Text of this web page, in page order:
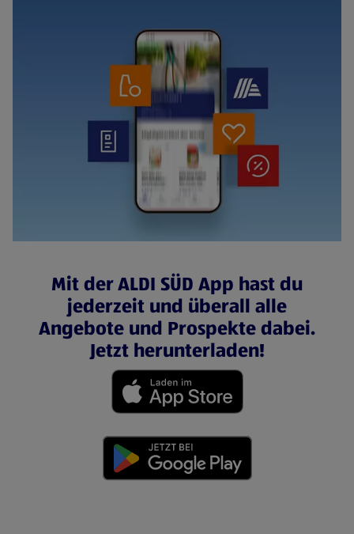
Mit der ALDI SÜD App hast du
jederzeit und überall alle
Angebote und Prospekte dabei.
Jetzt herunterladen!